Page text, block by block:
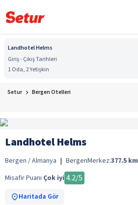
Landhotel Helms
Giriş - Çıkış Tarihleri
1 Oda, 2 Yetişkin
Setur Bergen Otelleri
Landhotel Helms
Bergen / Almanya | BergenMerkez:377.5 km
Misafir Puanı Çok iyi 4.2/5
Haritada Gör